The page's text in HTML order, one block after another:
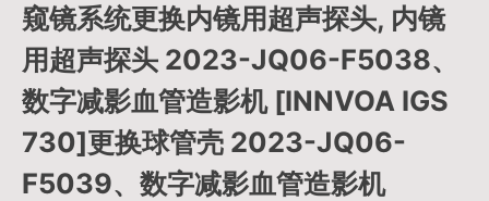
窥镜系统更换内镜用超声探头, 内镜
用超声探头 2023-JQ06-F5038、
数字减影血管造影机 [INNVOA IGS
730]更换球管壳 2023-JQ06-
F5039、数字减影血管造影机